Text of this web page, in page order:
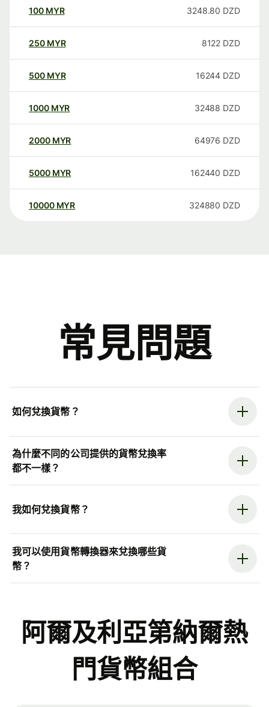
100 MYR 3248.80 DZD
250 MYR 8122 DZD
500 MYR 16244 DZD
1000 MYR 32488 DZD
2000 MYR 64976 DZD
5000 MYR 162440 DZD
10000 MYR 324880 DZD
常見問題
如何兌換貨幣？
為什麼不同的公司提供的貨幣兌換率
都不一樣？
我如何兌換貨幣？
我可以使用貨幣轉換器來兌換哪些貨
幣？
阿爾及利亞第納爾熱
門貨幣組合